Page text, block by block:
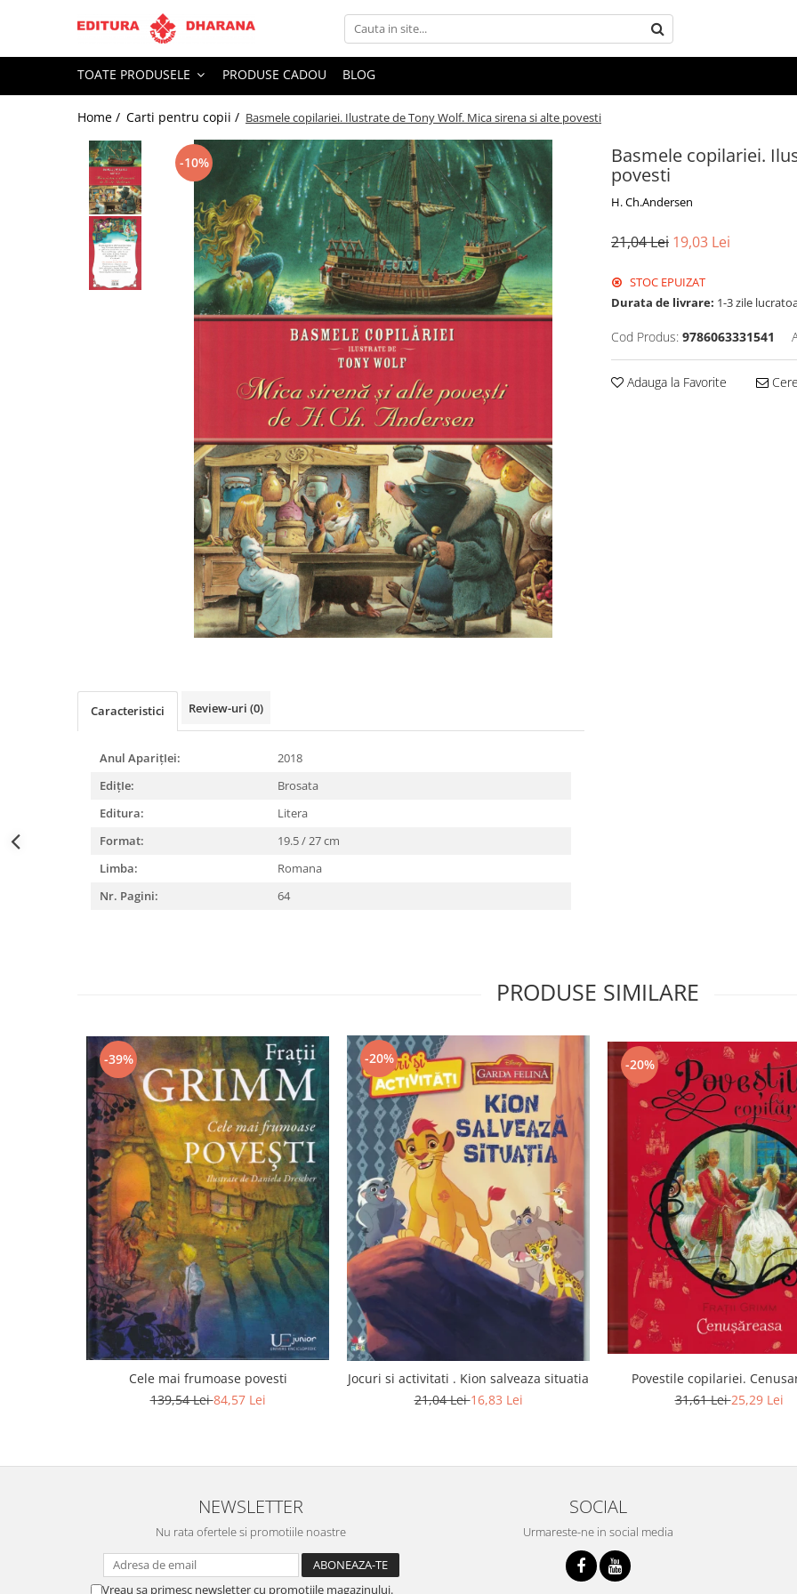
Toate Produsele
CARTI EDITURA DHARANA
OFERTE LA PACHET
Carti cu AUTOGRAF
Dietoterapie
Dezvoltare personala
TOATE PRODUSELE PRODUSE CADOU BLOG
Home / Carti pentru copii / Basmele copilariei. Ilustrate de Tony Wolf. Mica sirena si alte povesti
Basmele copilariei.
povesti
H. Ch.Andersen
-10%
21,04 Lei 19,03 Lei
STOC EPUIZAT
Durata de livrare: 1-3 zile
Cod Produs: 9786063331541
Adauga la Favorite
Caracteristici Review-uri (0)
Anul AparițIei:
2018
EdițIe:
Brosata
Editura:
Litera
Format:
19.5 / 27 cm
Limba:
Romana
Nr. Pagini:
64
PRODUSE SIMILARE
-39%
Cele mai frumoase povesti
139,54 Lei84,57 Lei
-20%
Jocuri si activitati . Kion salveaza situatia
21,04 Lei16,83 Lei
-20%
Povestile copilariei.
31,61 Lei25,29 Lei
NEWSLETTER
Nu rata ofertele si promotiile noastre
Vreau sa primesc newsletter cu promotiile magazinului.
SOCIAL
Urmareste-ne in social media